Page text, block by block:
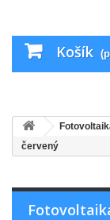
Košík
červený